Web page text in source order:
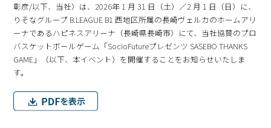
彰彦/以下、当社）は、2026年 1 月 31 日（土）／2 月 1 日（日）に、
りそなグループ B.LEAGUE B1 ⻄地区所属の⻑崎ヴェルカのホームアリ
ーナであるハピネスアリーナ（⻑崎県⻑崎市）にて、当社協賛のプロ
バスケットボールゲーム「SocioFutureプレゼンツ SASEBO THANKS
GAME」（以下、本イベント）を開催することをお知らせいたしま
す。